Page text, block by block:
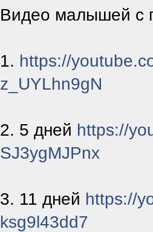
Видео малышей с
1. https://
z_UYLhn9gN
2. 5 дней https://
SJ3ygMJPnx
3. 11 дней https://
ksg9l43dd7